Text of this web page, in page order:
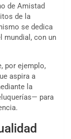
de Amistad
de la
se dedica
mundial, con un
por ejemplo,
aspira a
la
para